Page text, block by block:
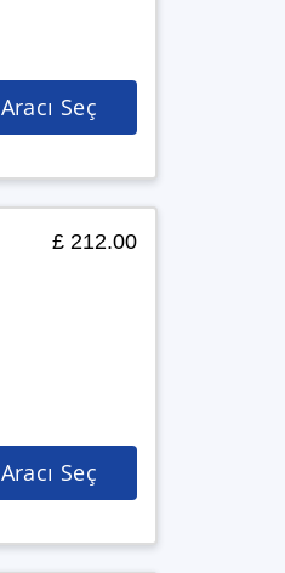
Aracı Seç
£ 212.00
Aracı Seç